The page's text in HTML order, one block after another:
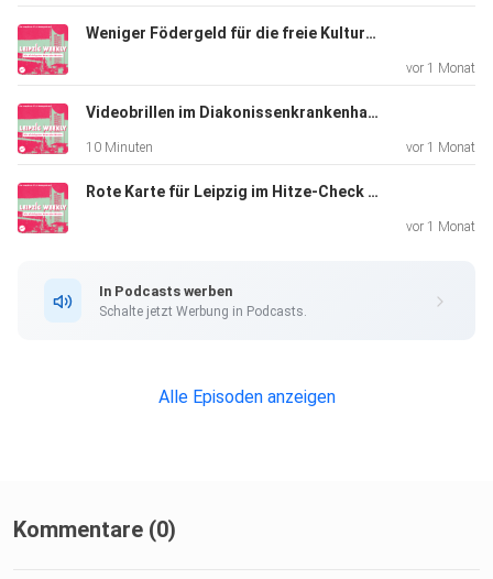
Threads: www.threads.com/@mephisto976
Mastodon: www.mastodon.social/@mephisto976
Bluesky: www.bsky.app/profile/mephisto976.bsky.social
Weniger Födergeld für die freie Kulturszene & Gutachten zum Tram-Drama wegen Hitze (03.07.2026)
vor 1 Monat
Videobrillen im Diakonissenkrankenhaus & Abschiebeflug vom Flughafen Leipzig/Halle (19.06.2026)
10 Minuten vor 1 Monat
Rote Karte für Leipzig im Hitze-Check & Lösungsvorschlag für Festplatz am Cottaweg (12.06.2026)
vor 1 Monat
In Podcasts werben
Schalte jetzt Werbung in Podcasts.
Alle Episoden anzeigen
Kommentare (0)